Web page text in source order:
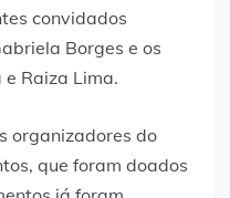
convidados
Borges e os
Raiza Lima.
organizadores do
que foram doados